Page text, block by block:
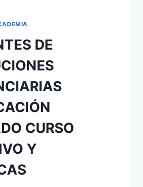
DE
CURSO
Y